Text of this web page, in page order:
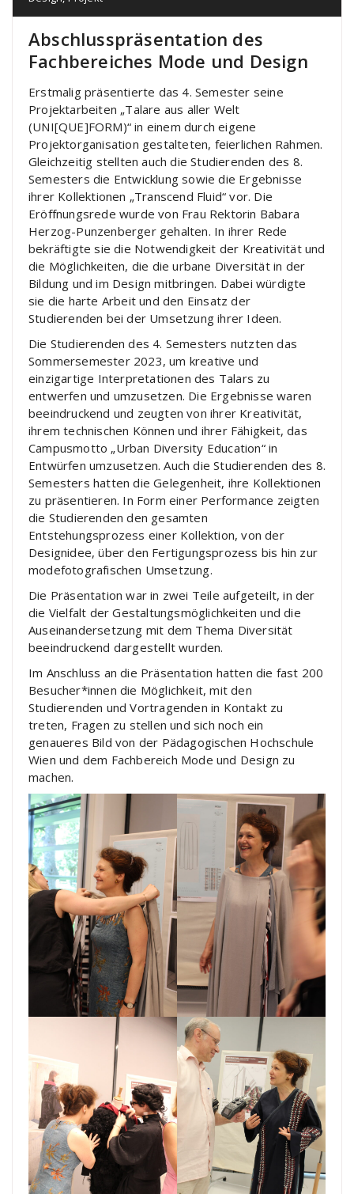
Abschlusspräsentation des
Fachbereiches Mode und Design
Erstmalig präsentierte das 4. Semester seine
Projektarbeiten „Talare aus aller Welt
(UNI[QUE]FORM)“ in einem durch eigene
Projektorganisation gestalteten, feierlichen Rahmen.
Gleichzeitig stellten auch die Studierenden des 8.
Semesters die Entwicklung sowie die Ergebnisse
ihrer Kollektionen „Transcend Fluid“ vor. Die
Eröffnungsrede wurde von Frau Rektorin Babara
Herzog-Punzenberger gehalten. In ihrer Rede
bekräftigte sie die Notwendigkeit der Kreativität und
die Möglichkeiten, die die urbane Diversität in der
Bildung und im Design mitbringen. Dabei würdigte
sie die harte Arbeit und den Einsatz der
Studierenden bei der Umsetzung ihrer Ideen.
Die Studierenden des 4. Semesters nutzten das
Sommersemester 2023, um kreative und
einzigartige Interpretationen des Talars zu
entwerfen und umzusetzen. Die Ergebnisse waren
beeindruckend und zeugten von ihrer Kreativität,
ihrem technischen Können und ihrer Fähigkeit, das
Campusmotto „Urban Diversity Education“ in
Entwürfen umzusetzen. Auch die Studierenden des 8.
Semesters hatten die Gelegenheit, ihre Kollektionen
zu präsentieren. In Form einer Performance zeigten
die Studierenden den gesamten
Entstehungsprozess einer Kollektion, von der
Designidee, über den Fertigungsprozess bis hin zur
modefotografischen Umsetzung.
Die Präsentation war in zwei Teile aufgeteilt, in der
die Vielfalt der Gestaltungsmöglichkeiten und die
Auseinandersetzung mit dem Thema Diversität
beeindruckend dargestellt wurden.
Im Anschluss an die Präsentation hatten die fast 200
Besucher*innen die Möglichkeit, mit den
Studierenden und Vortragenden in Kontakt zu
treten, Fragen zu stellen und sich noch ein
genaueres Bild von der Pädagogischen Hochschule
Wien und dem Fachbereich Mode und Design zu
machen.